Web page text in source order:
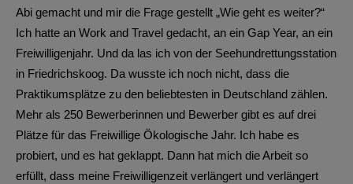
Abi gemacht und mir die Frage gestellt „Wie geht es weiter?“
Ich hatte an Work and Travel gedacht, an ein Gap Year, an ein
Freiwilligenjahr. Und da las ich von der Seehundrettungsstation
in Friedrichskoog. Da wusste ich noch nicht, dass die
Praktikumsplätze zu den beliebtesten in Deutschland zählen.
Mehr als 250 Bewerberinnen und Bewerber gibt es auf drei
Plätze für das Freiwillige Ökologische Jahr. Ich habe es
probiert, und es hat geklappt. Dann hat mich die Arbeit so
erfüllt, dass meine Freiwilligenzeit verlängert und verlängert